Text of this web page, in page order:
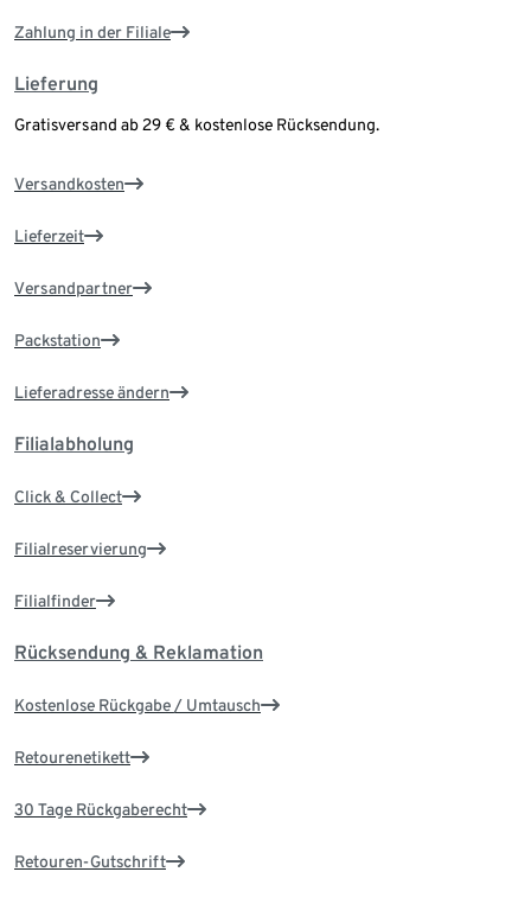
Zahlung in der Filiale
Lieferung
Gratisversand ab 29 € & kostenlose Rücksendung.
Versandkosten
Lieferzeit
Versandpartner
Packstation
Lieferadresse ändern
Filialabholung
Click & Collect
Filialreservierung
Filialfinder
Rücksendung & Reklamation
Kostenlose Rückgabe / Umtausch
Retourenetikett
30 Tage Rückgaberecht
Retouren-Gutschrift